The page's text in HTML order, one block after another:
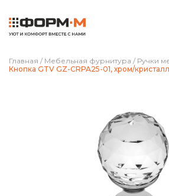
Главная / Мебельная фурнитура / Ручки
Кнопка GTV GZ-CRPA25-01, хром/кристалл